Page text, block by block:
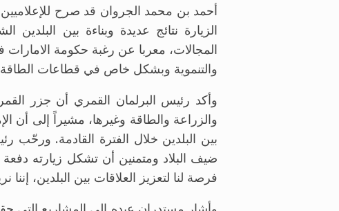
أحمد بن محمد الجروان قد صرح
الزيارة نتائج عديدة وبناءة بين
المجالات، معربا عن رغبة حكومة الامارات
والتنموية وبشكل خاص في قطاعات الطاقة
وأكد رئيس البرلمان القمري أن جزر
والزراعة والطاقة وغيرها، مشيراً إلى أن
بين البلدين خلال الفترة القادمة. ورحّب
ضيف البلاد ومتمنين أن تشكل زيارته
فرصة لنا لتعزيز العلاقات بين البلدين،